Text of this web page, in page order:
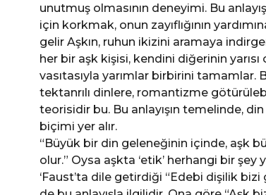
unutmuş olmasının deneyimi. Bu
için korkmak, onun zayıflığının
gelir Aşkın, ruhun ikizini aramaya
her bir aşk kişisi, kendini diğerinin yarısı
vasıtasıyla yarımlar birbirini tamamlar.
tektanrılı dinlere, romantizme
teorisidir bu. Bu anlayışın temelinde,
biçimi yer alır.
“Büyük bir din geleneğinin içinde, aşk
olur.” Oysa aşkta ‘etik’ herhangi bir şey
‘Faust’ta dile getirdiği “Edebi dişilik bizi